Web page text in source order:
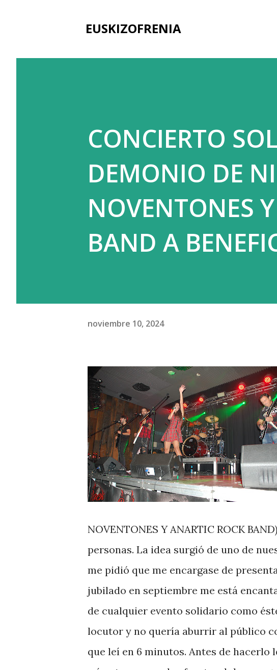
EUSKIZOFRENIA
CONCIERTO
DEMONIO DE
NOVENTONES
BAND A
noviembre 10, 2024
NOVENTONES Y ANARTIC ROCK
personas. La idea surgió de uno de
me pidió que me encargase de
jubilado en septiembre me está
de cualquier evento solidario como
locutor y no quería aburrir al público
que leí en 6 minutos. Antes de hacerlo